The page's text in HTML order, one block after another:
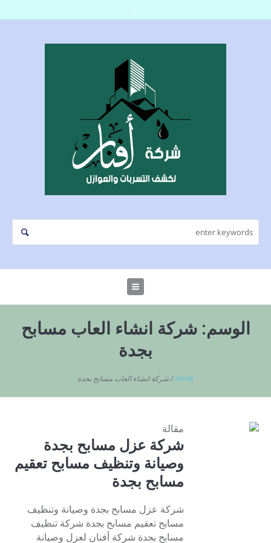
الوسم:شركة انشاء العاب مسابح
بجدة
Home
/شركة انشاء العاب مسابح بجدة
مقالة
شركة عزل مسابح بجدة
وصيانة وتنظيف مسابح تعقيم
مسابح بجدة
شركة عزل مسابح بجدة وصيانة وتنظيف
مسابح تعقيم مسابح بجدة شركة تنظيف
مسابح بجدة شركة أفنان لعزل وصيانة